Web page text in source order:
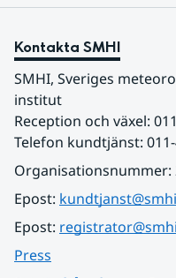
Kontakta SMHI
SMHI, Sveriges
institut
Reception och växel:
Telefon kundtjänst:
Organisationsnummer:
Epost:
Epost:
Press